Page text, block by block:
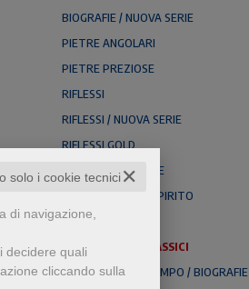
✕
solo i cookie tecnici
di navigazione,
decidere quali
cliccando sulla
BIOGRAFIE / NUOVA SERIE
PIETRE ANGOLARI
PIETRE PREZIOSE
RIFLESSI
RIFLESSI / NUOVA SERIE
RIFLESSI GOLD
SALMI & PREGHIERE
SGUARDO DELLO SPIRITO
TESORETTO
TESORETTO / CLASSICI
TESTIMONI NEL TEMPO / BIOGRAFIE